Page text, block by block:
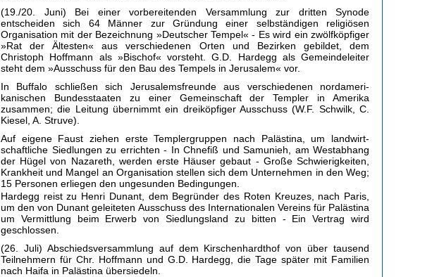
(19./20. Juni) Bei einer vorbereitenden Versammlung zur dritten Synode
entscheiden sich 64 Männer zur Gründung einer selbständigen religiösen
Organisation mit der Bezeichnung »Deutscher Tempel« - Es wird ein zwölfköpfiger
»Rat der Ältesten« aus verschiedenen Orten und Bezirken gebildet, dem
Christoph Hoffmann als »Bischof« vorsteht. G.D. Hardegg als Gemeindeleiter
steht dem »Ausschuss für den Bau des Tempels in Jerusalem« vor.
In Buffalo schließen sich Jerusalemsfreunde aus verschiedenen nordameri­
kanischen Bundesstaaten zu einer Gemeinschaft der Templer in Amerika
zusammen; die Leitung übernimmt ein dreiköpfiger Ausschuss (W.F. Schwilk, C.
Kiesel, A. Struve).
Auf eigene Faust ziehen erste Templergruppen nach Palästina, um landwirt­
schaftliche Siedlungen zu errichten - In Chnefiß und Samunieh, am Westabhang
der Hügel von Nazareth, werden erste Häuser gebaut - Große Schwierigkeiten,
Krankheit und Mangel an Organisation stellen sich dem Unternehmen in den Weg;
15 Personen erliegen den ungesunden Bedingungen.
Hardegg reist zu Henri Dunant, dem Begründer des Roten Kreuzes, nach Paris,
um den von Dunant geleiteten Ausschuss des Internationalen Vereins für Palästina
um Vermittlung beim Erwerb von Siedlungsland zu bitten - Ein Vertrag wird
geschlossen.
(26. Juli) Abschiedsversammlung auf dem Kirschenhardthof von über tausend
Teilnehmern für Chr. Hoffmann und G.D. Hardegg, die Tage später mit Familien
nach Haifa in Palästina übersiedeln.